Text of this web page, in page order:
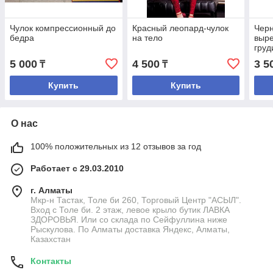
Чулок компрессионный до
бедра
5 000 ₸
Купить
Красный леопард-чулок
на тело
4 500₸
Купить
3
О нас
100% положительных из 12 отзывов за год
Работает с 29.03.2010
г. Алматы
Мкр-н Тастак, Толе би 260, Торговый Центр "АСЫЛ".
Вход с Толе би. 2 этаж, левое крыло бутик ЛАВКА
ЗДОРОВЬЯ. Или со склада по Сейфуллина ниже
Рыскулова. По Алматы доставка Яндекс, Алматы,
Казахстан
Контакты